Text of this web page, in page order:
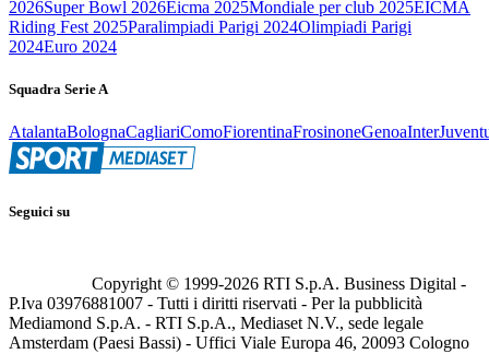
2026Super Bowl 2026Eicma 2025Mondiale per club 2025EICMA
Riding Fest 2025Paralimpiadi Parigi 2024Olimpiadi Parigi
2024Euro 2024
Squadra Serie A
AtalantaBolognaCagliariComoFiorentinaFrosinoneGenoaInter
Seguici su
Copyright © 1999-2026 RTI S.p.A. Business Digital -
P.Iva 03976881007 - Tutti i diritti riservati - Per la pubblicità
Mediamond S.p.A. - RTI S.p.A., Mediaset N.V., sede legale
Amsterdam (Paesi Bassi) - Uffici Viale Europa 46, 20093 Cologno